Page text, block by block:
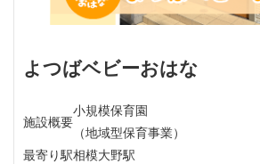
よつばベビーおはな
施設概要
小規模保育園
（地域型保育事業）
最寄り駅相模大野駅